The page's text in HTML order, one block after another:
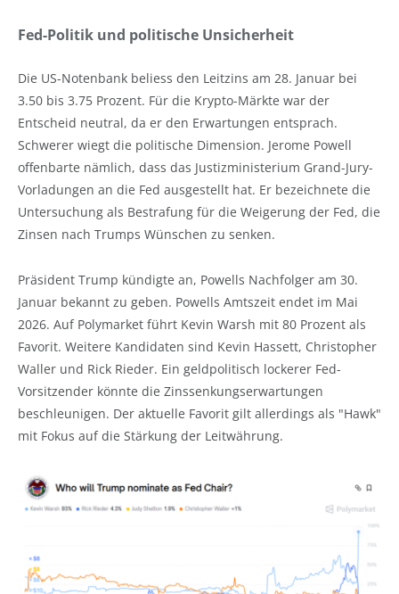
Fed-Politik und politische Unsicherheit
Die US-Notenbank beliess den Leitzins am 28. Januar bei
3.50 bis 3.75 Prozent. Für die Krypto-Märkte war der
Entscheid neutral, da er den Erwartungen entsprach.
Schwerer wiegt die politische Dimension. Jerome Powell
offenbarte nämlich, dass das Justizministerium Grand-Jury-
Vorladungen an die Fed ausgestellt hat. Er bezeichnete die
Untersuchung als Bestrafung für die Weigerung der Fed, die
Zinsen nach Trumps Wünschen zu senken.
Präsident Trump kündigte an, Powells Nachfolger am 30.
Januar bekannt zu geben. Powells Amtszeit endet im Mai
2026. Auf Polymarket führt Kevin Warsh mit 80 Prozent als
Favorit. Weitere Kandidaten sind Kevin Hassett, Christopher
Waller und Rick Rieder. Ein geldpolitisch lockerer Fed-
Vorsitzender könnte die Zinssenkungserwartungen
beschleunigen. Der aktuelle Favorit gilt allerdings als "Hawk"
mit Fokus auf die Stärkung der Leitwährung.